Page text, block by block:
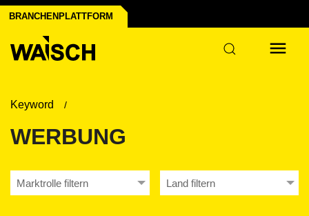
BRANCHENPLATTFORM
Keyword
WERBUNG
Marktrolle filtern Land filtern